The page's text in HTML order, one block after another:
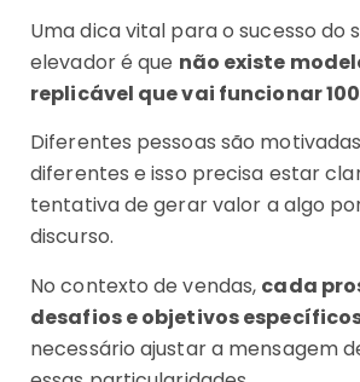
Uma dica vital para o sucesso do
elevador é que não existe
replicável que vai funcionar
Diferentes pessoas são
diferentes e isso precisa estar
tentativa de gerar valor a algo
discurso.
No contexto de vendas, cada
desafios e objetivos
necessário ajustar a mensagem